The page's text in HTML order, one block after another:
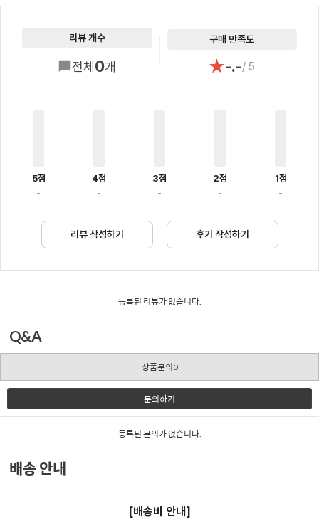
리뷰 개수
전체0개
구매 만족도
★-.-/ 5
5점
-
4점
-
3점
-
2점
-
1점
-
리뷰 작성하기 후기 작성하기
등록된 리뷰가 없습니다.
Q&A
상품문의0
문의하기
등록된 문의가 없습니다.
배송 안내
[배송비 안내]